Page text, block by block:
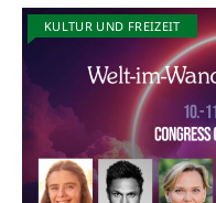
KULTUR UND FREIZEIT